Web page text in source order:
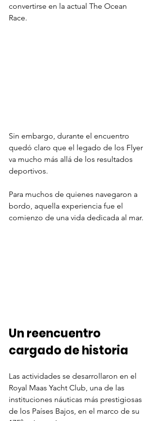
convertirse en la actual The Ocean
Race.
Sin embargo, durante el encuentro
quedó claro que el legado de los Flyer
va mucho más allá de los resultados
deportivos.
Para muchos de quienes navegaron a
bordo, aquella experiencia fue el
comienzo de una vida dedicada al mar.
Un reencuentro
cargado de historia
Las actividades se desarrollaron en el
Royal Maas Yacht Club, una de las
instituciones náuticas más prestigiosas
de los Países Bajos, en el marco de su